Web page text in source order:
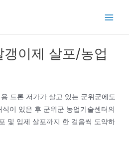
이제 살포/농업
드론 저가가 살고 있는 군위군에도
이 있은 후 군위군 농업기술센터의
및 입제 살포까지 한 걸음씩 도약하